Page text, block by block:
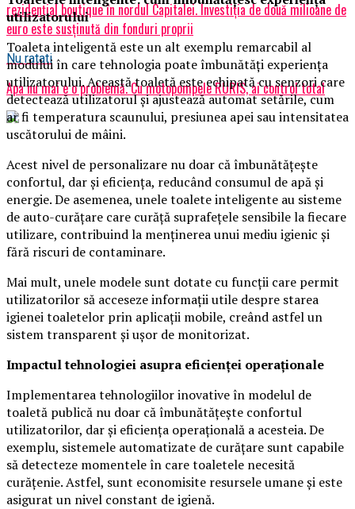
rezidențial boutique în nordul Capitalei. Investiția de două milioane de
euro este susținută din fonduri proprii
Nu ratati
Apa nu mai e o problemă. Cu motopompele RURIS, ai control total
utilizatorului
Toaleta inteligentă este un alt exemplu remarcabil al
modului în care tehnologia poate îmbunătăți experiența
utilizatorului. Această toaletă este echipată cu senzori care
detectează utilizatorul și ajustează automat setările, cum
ar fi temperatura scaunului, presiunea apei sau intensitatea
uscătorului de mâini.
Acest nivel de personalizare nu doar că îmbunătățește
confortul, dar și eficiența, reducând consumul de apă și
energie. De asemenea, unele toalete inteligente au sisteme
de auto-curățare care curăță suprafețele sensibile la fiecare
utilizare, contribuind la menținerea unui mediu igienic și
fără riscuri de contaminare.
Mai mult, unele modele sunt dotate cu funcții care permit
utilizatorilor să acceseze informații utile despre starea
igienei toaletelor prin aplicații mobile, creând astfel un
sistem transparent și ușor de monitorizat.
Impactul tehnologiei asupra eficienței operaționale
Implementarea tehnologiilor inovative în modelul de
toaletă publică nu doar că îmbunătățește confortul
utilizatorilor, dar și eficiența operațională a acesteia. De
exemplu, sistemele automatizate de curățare sunt capabile
să detecteze momentele în care toaletele necesită
curățenie. Astfel, sunt economisite resursele umane și este
asigurat un nivel constant de igienă.